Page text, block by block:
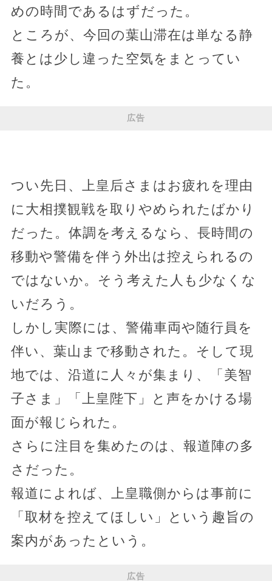
めの時間であるはずだった。
ところが、今回の葉山滞在は単なる静
養とは少し違った空気をまとってい
た。
広告
つい先日、上皇后さまはお疲れを理由
に大相撲観戦を取りやめられたばかり
だった。体調を考えるなら、長時間の
移動や警備を伴う外出は控えられるの
ではないか。そう考えた人も少なくな
いだろう。
しかし実際には、警備車両や随行員を
伴い、葉山まで移動された。そして現
地では、沿道に人々が集まり、「美智
子さま」「上皇陛下」と声をかける場
面が報じられた。
さらに注目を集めたのは、報道陣の多
さだった。
報道によれば、上皇職側からは事前に
「取材を控えてほしい」という趣旨の
案内があったという。
広告